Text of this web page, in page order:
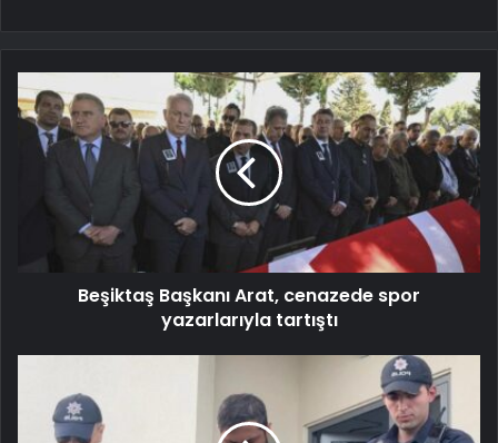
Beşiktaş Başkanı Arat, cenazede spor
yazarlarıyla tartıştı